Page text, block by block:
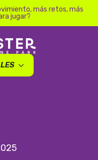
más retos, más
jugar?